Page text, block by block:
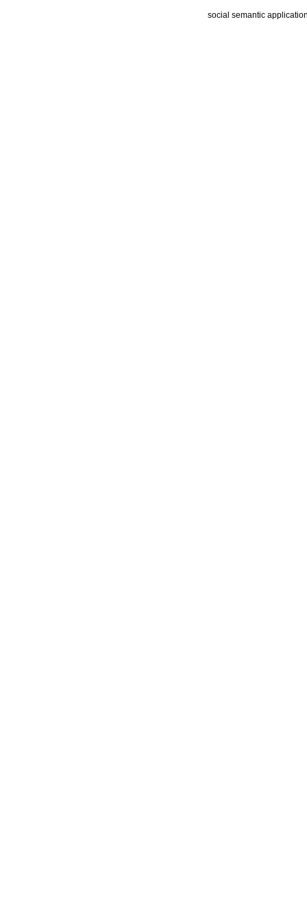
social semantic